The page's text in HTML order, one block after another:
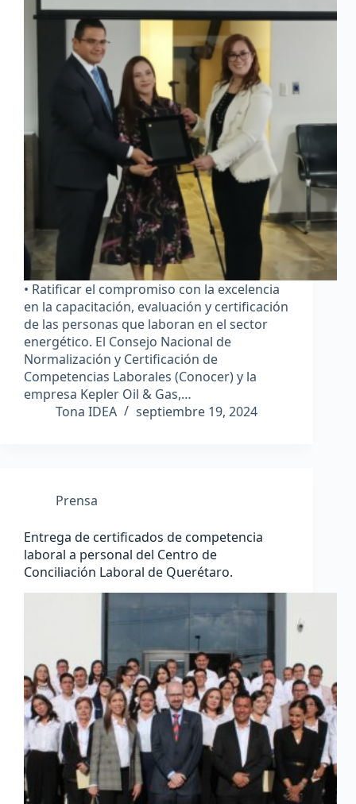
• Ratificar el compromiso con la excelencia
en la capacitación, evaluación y certificación
de las personas que laboran en el sector
energético. El Consejo Nacional de
Normalización y Certificación de
Competencias Laborales (Conocer) y la
empresa Kepler Oil & Gas,…
Tona IDEA
septiembre 19, 2024
Prensa
Entrega de certificados de competencia
laboral a personal del Centro de
Conciliación Laboral de Querétaro.